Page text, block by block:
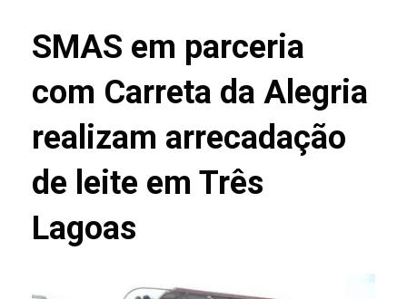
SMAS em parceria
com Carreta da Alegria
realizam arrecadação
de leite em Três
Lagoas